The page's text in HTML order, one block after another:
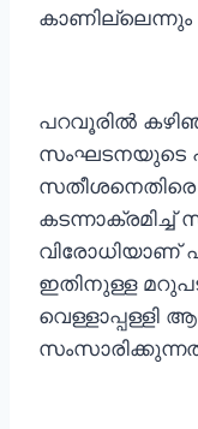
കാണില്ലെന്നും
പറവൂരില്‍
സംഘടനയുടെ
സതീശനെതിരെ
വിരോധിയാണ്
ഇതിനുള്ള
വെള്ളാപ്പള്ളി